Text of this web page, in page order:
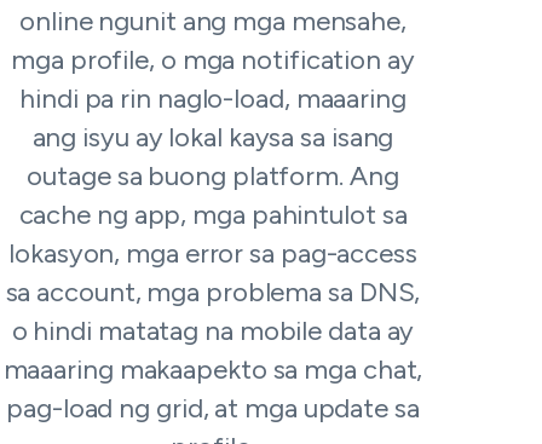
online ngunit ang mga mensahe,
mga profile, o mga notification ay
hindi pa rin naglo-load, maaaring
ang isyu ay lokal kaysa sa isang
outage sa buong platform. Ang
cache ng app, mga pahintulot sa
lokasyon, mga error sa pag-access
sa account, mga problema sa DNS,
o hindi matatag na mobile data ay
maaaring makaapekto sa mga chat,
pag-load ng grid, at mga update sa